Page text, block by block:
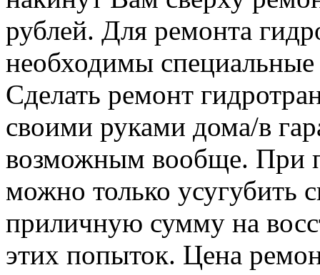
рублей. Для ремонта
необходимы
Сделать ремонт
своими руками дома/в
возможным вообще. При
можно только усугубить
приличную сумму на
этих попыток. Цена